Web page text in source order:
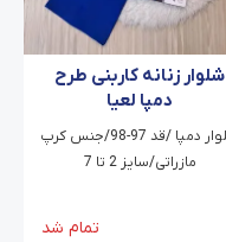
شلوار زنانه کاربنی طرح
دمپا لعیا
شلوار دمپا /قد 97-98/جنس کرپ
مازراتی/سایز 2 تا 7
تمام شد